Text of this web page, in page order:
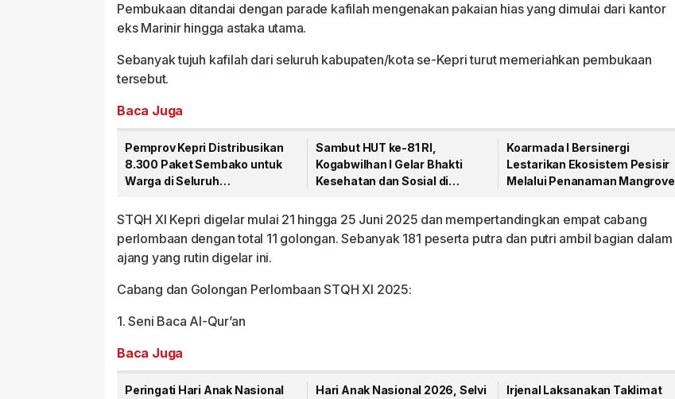
Pembukaan ditandai dengan parade kafilah mengenakan pakaian hias yang dimulai dari kantor
eks Marinir hingga astaka utama.
Sebanyak tujuh kafilah dari seluruh kabupaten/kota se-Kepri turut memeriahkan pembukaan
tersebut.
Baca Juga
Pemprov Kepri Distribusikan
8.300 Paket Sembako untuk
Warga di Seluruh
Sambut HUT ke-81 RI,
Kogabwilhan I Gelar Bhakti
Kesehatan dan Sosial di
Koarmada I Bersinergi
Lestarikan Ekosistem Pesisir
Melalui Penanaman Mangrove
STQH XI Kepri digelar mulai 21 hingga 25 Juni 2025 dan mempertandingkan empat cabang
perlombaan dengan total 11 golongan. Sebanyak 181 peserta putra dan putri ambil bagian dalam
ajang yang rutin digelar ini.
Cabang dan Golongan Perlombaan STQH XI 2025:
1. Seni Baca Al-Qur’an
Baca Juga
Peringati Hari Anak Nasional
Hari Anak Nasional 2026, Selvi
Irjenal Laksanakan Taklimat